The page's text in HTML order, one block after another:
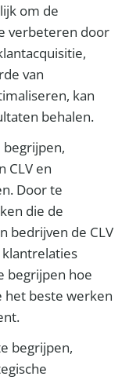
om de
verbeteren door
van
kan
behalen.
CLV en
Door te
die de
bedrijven de CLV
begrijpen hoe
het beste werken
begrijpen,